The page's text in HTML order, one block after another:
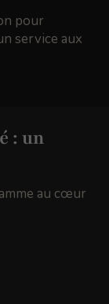
pour
service aux
: un
au cœur